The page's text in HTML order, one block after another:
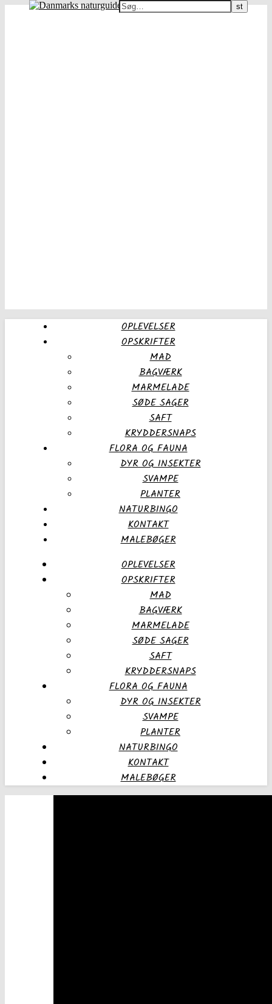
Danmarks naturguide
OPLEVELSER
OPSKRIFTER
MAD
BAGVÆRK
MARMELADE
SØDE SAGER
SAFT
KRYDDERSNAPS
FLORA OG FAUNA
DYR OG INSEKTER
SVAMPE
PLANTER
NATURBINGO
KONTAKT
MALEBØGER
OPLEVELSER
OPSKRIFTER
MAD
BAGVÆRK
MARMELADE
SØDE SAGER
SAFT
KRYDDERSNAPS
FLORA OG FAUNA
DYR OG INSEKTER
SVAMPE
PLANTER
NATURBINGO
KONTAKT
MALEBØGER